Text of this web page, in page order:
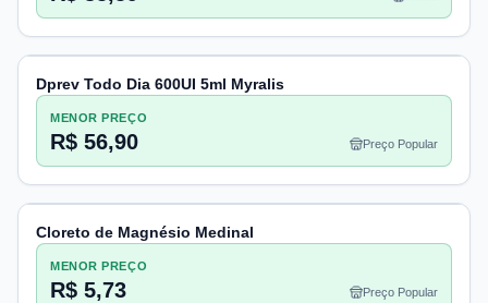
Dprev Todo Dia 600UI 5ml Myralis
MENOR PREÇO
R$ 56,90 Preço Popular
Cloreto de Magnésio Medinal
MENOR PREÇO
R$ 5,73 Preço Popular